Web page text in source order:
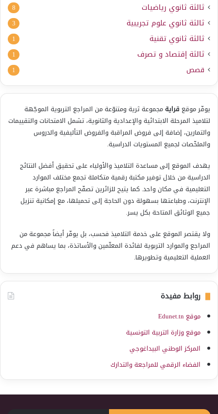
ثالثة ثانوي رياضيات 8
ثالثة ثانوي علوم تجريبية 3
ثالثة ثانوي تقنية 1
ثالثة إقتصاد و تصرف 1
قصص 1
يوفّر موقع قرايةمجموعة ثرية ومتنوّعة من المراجع التربوية الموجّهة
لتلاميذ المرحلة الابتدائية والإعدادية والثانوية، تشمل الامتحانات والتقييمات
والتمارين، إضافة إلى فروض المراقبة والفروض التأليفية والدروس
والملخّصات لجميع المستويات الدراسية.
يهدف الموقع إلى مساعدة التلاميذ والأولياء على تحقيق أفضل النتائج
الدراسية من خلال توفير مكتبة رقمية متكاملة تجمع مختلف الموارد
التعليمية في مكان واحد. كما يتيح للزائرين تصفّح المراجع مباشرة عبر
الإنترنت، وطباعتها بسهولة دون الحاجة إلى تحميلها، مع إمكانية تنزيل
جميع الوثائق المتاحة بكل يسر.
ولا يقتصر الموقع على خدمة التلاميذ فحسب، بل يوفّر أيضاً مجموعة من
المراجع والموارد التربوية لفائدة المعلّمين والأساتذة، بما يساهم في دعم
العملية التعليمية وتطويرها.
روابط مفيدة
موقع Edunet.tn
موقع وزارة التربية التونسية
المركز الوطني البيداغوجي
الفضاء الرقمي للمراجعة والتدارك